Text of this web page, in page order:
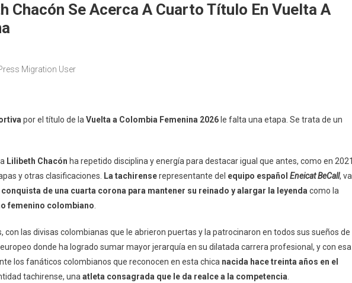
Chacón Se Acerca A Cuarto Título En Vuelta A
Migration User
por el título de la Vuelta a Colombia Femenina 2026 le falta una etapa. Se trata de un
Lilibeth Chacón ha repetido disciplina y energía para destacar igual que antes, como en
y otras clasificaciones.
La tachirenserepresentante del equipo español Eneicat BeCall, va
de una cuarta corona para mantener su reinado y alargar la leyenda como la
femenino colombiano
con las divisas colombianas que le abrieron puertas y la patrocinaron en todos sus sueños de
donde ha logrado sumar mayor jerarquía en su dilatada carrera profesional, y con esa
los fanáticos colombianos que reconocen en esta chica nacida hace treinta años en el
tachirense, una atleta consagrada que le da realce a la competencia